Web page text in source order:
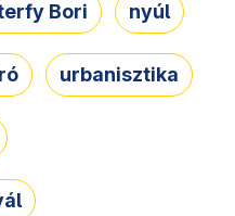
Bori nyúl
urbanisztika